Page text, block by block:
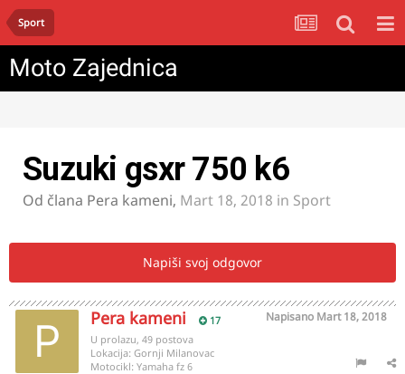
Sport
Moto Zajednica
Suzuki gsxr 750 k6
Od člana Pera kameni, Mart 18, 2018 in Sport
Napiši svoj odgovor
Pera kameni 17 Napisano Mart 18, 2018
U prolazu, 49 postova
Lokacija: Gornji Milanovac
Motocikl: Yamaha fz 6